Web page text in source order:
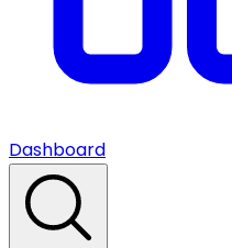
Dashboard